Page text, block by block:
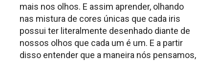
mais nos olhos. E assim aprender, olhando
nas mistura de cores únicas que cada iris
possui ter literalmente desenhado diante de
nossos olhos que cada um é um. E a partir
disso entender que a maneira nós pensamos,